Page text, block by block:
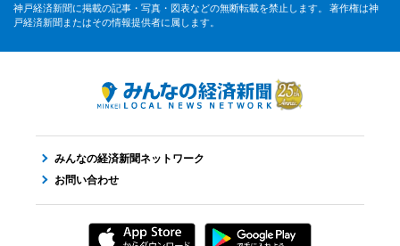
神戸経済新聞に掲載の記事・写真・図表などの無断転載を禁止します。 著作権は神
戸経済新聞またはその情報提供者に属します。
みんなの経済新聞ネットワーク
お問い合わせ